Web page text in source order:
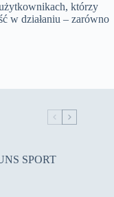
którzy
w działaniu – zarówno
SPORT